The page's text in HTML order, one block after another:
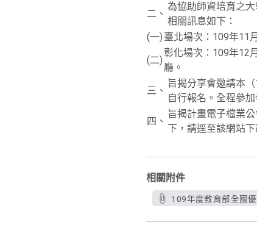
二、
為協助師資培育之
相關訊息如下：
(一) 臺北場次：109年11
(二)
彰化場次：109年12
廳。
三、
旨揭分享會邀請本
自行報名。全程參
四、
旨揭計畫電子檔業
下，請逕至該網站
相關附件
109年度教育部全國